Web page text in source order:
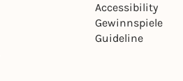
Accessibility
Gewinnspiele
Guideline